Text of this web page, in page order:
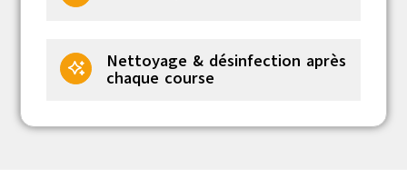
Nettoyage & désinfection après
chaque course